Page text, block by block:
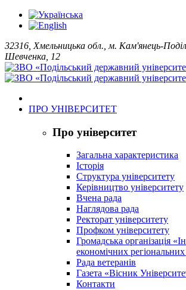
32316, Хмельницька обл., м. Кам'янець-
Шевченка, 12
ПРО УНІВЕРСИТЕТ
Про університет
Загальна характеристика
Історія
Структура університету
Керівництво університету
Вчена рада
Наглядова рада
Ректорат університету
Профком університету
Громадська організація
економічних
Рада ветеранів
Газета «Вісник
Контакти